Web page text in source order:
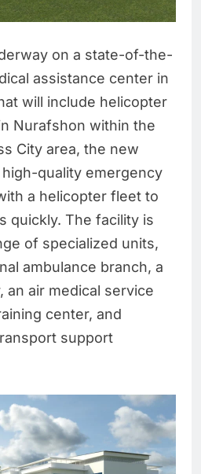
on a state-of-the-
assistance center in
will include helicopter
Nurafshon within the
City area, the new
quality emergency
a helicopter fleet to
quickly. The facility is
of specialized units,
ambulance branch, a
an air medical service
center, and
support